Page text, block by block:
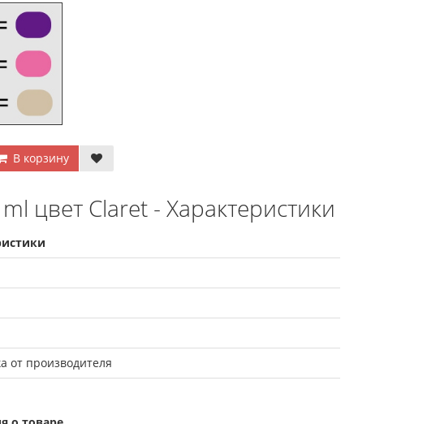
В корзину
цвет Claret - Характеристики
от производителя